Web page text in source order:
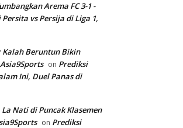
Arema FC 3-1 -
vs Persija di Liga 1,
Kalah Beruntun Bikin
on Prediksi
Ini, Duel Panas di
Nati di Puncak Klasemen
on Prediksi